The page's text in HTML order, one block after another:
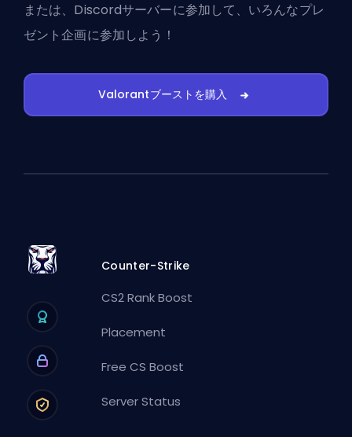
または、 Discordサーバーに参加して、いろんなプレ
ゼント企画に参加しよう！
Valorantブーストを購入
Counter-Strike
CS2 Rank Boost
Placement
Free CS Boost
Server Status